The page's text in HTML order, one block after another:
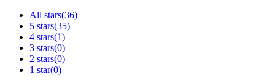
All stars(36)
5 stars(35)
4 stars(1)
3 stars(0)
2 stars(0)
1 star(0)